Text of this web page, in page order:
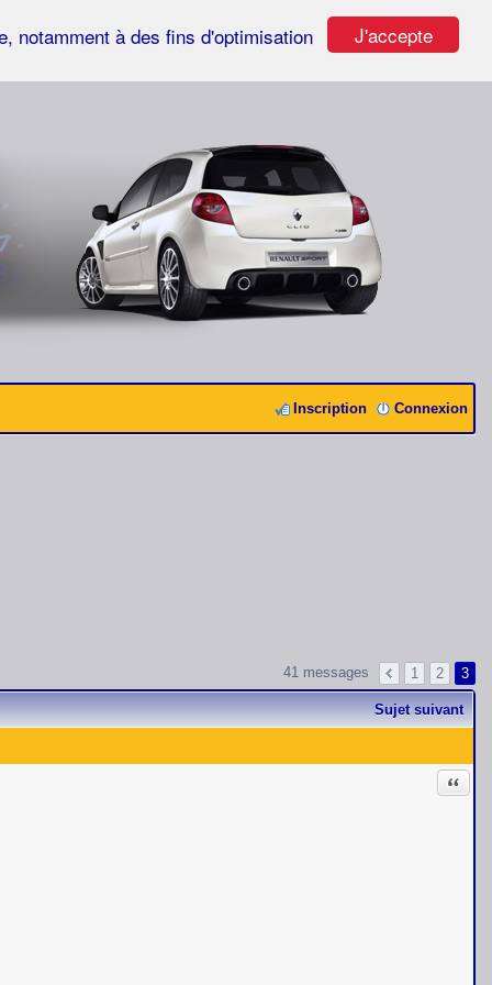
J'accepte
notamment à des fins d'optimisation
Connexion
Inscription
41 messages 1 2 3
Sujet suivant